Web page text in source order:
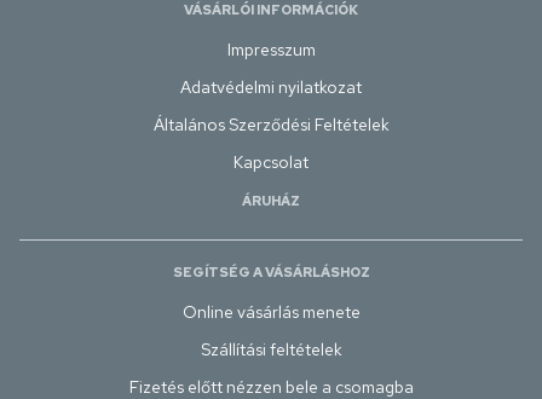
VÁSÁRLÓI INFORMÁCIÓK
Impresszum
Adatvédelmi nyilatkozat
Általános Szerződési Feltételek
Kapcsolat
ÁRUHÁZ
SEGÍTSÉG A VÁSÁRLÁSHOZ
Online vásárlás menete
Szállítási feltételek
Fizetés előtt nézzen bele a csomagba